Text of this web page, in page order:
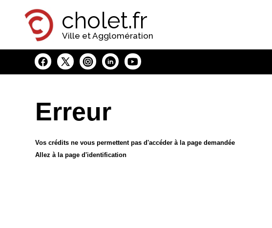
cholet.fr
Ville et Agglomération
Erreur
Vos crédits ne vous permettent pas d'accéder à la page demandée
Allez à la page d'identification